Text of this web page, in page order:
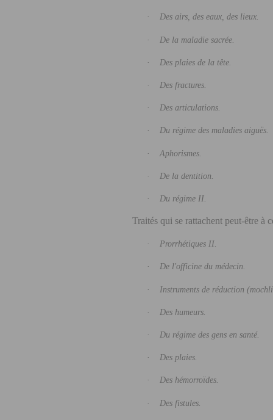
· Des airs, des eaux, des lieux.
· De la maladie sacrée.
· Des plaies de la tête.
· Des fractures.
· Des articulations.
· Du régime des maladies aiguës.
· Aphorismes.
· De la dentition.
· Du régime II.
Traités qui se rattachent peut-être à
· Prorrhétiques II.
· De l'officine du médecin.
· Instruments de réduction
· Des humeurs.
· Du régime des gens en santé.
· Des plaies.
· Des hémorroïdes.
· Des fistules.